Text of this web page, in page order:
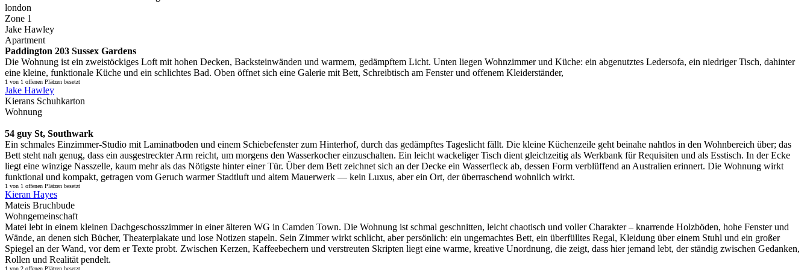
london
Zone 1
Jake Hawley
Apartment
Paddington 203 Sussex Gardens
Die Wohnung ist ein zweistöckiges Loft mit hohen Decken, Backsteinwänden und warmem, gedämpftem Licht. Unten liegen Wohnzimmer und Küche: ein abgenutztes Ledersofa, ein niedriger Tisch, dahinter
eine kleine, funktionale Küche und ein schlichtes Bad. Oben öffnet sich eine Galerie mit Bett, Schreibtisch am Fenster und offenem Kleiderständer,
1 von 1 offenen Plätzen besetzt
Jake Hawley
Kierans Schuhkarton
Wohnung
54 guy St, Southwark
Ein schmales Einzimmer-Studio mit Laminatboden und einem Schiebefenster zum Hinterhof, durch das gedämpftes Tageslicht fällt. Die kleine Küchenzeile geht beinahe nahtlos in den Wohnbereich über; das
Bett steht nah genug, dass ein ausgestreckter Arm reicht, um morgens den Wasserkocher einzuschalten. Ein leicht wackeliger Tisch dient gleichzeitig als Werkbank für Requisiten und als Esstisch. In der Ecke
liegt eine winzige Nasszelle, kaum mehr als das Nötigste hinter einer Tür. Über dem Bett zeichnet sich an der Decke ein Wasserfleck ab, dessen Form verblüffend an Australien erinnert. Die Wohnung wirkt
funktional und kompakt, getragen vom Geruch warmer Stadtluft und altem Mauerwerk — kein Luxus, aber ein Ort, der überraschend wohnlich wirkt.
1 von 1 offenen Plätzen besetzt
Kieran Hayes
Mateis Bruchbude
Wohngemeinschaft
Matei lebt in einem kleinen Dachgeschosszimmer in einer älteren WG in Camden Town. Die Wohnung ist schmal geschnitten, leicht chaotisch und voller Charakter – knarrende Holzböden, hohe Fenster und
Wände, an denen sich Bücher, Theaterplakate und lose Notizen stapeln. Sein Zimmer wirkt schlicht, aber persönlich: ein ungemachtes Bett, ein überfülltes Regal, Kleidung über einem Stuhl und ein großer
Spiegel an der Wand, vor dem er Texte probt. Zwischen Kerzen, Kaffeebechern und verstreuten Skripten liegt eine warme, kreative Unordnung, die zeigt, dass hier jemand lebt, der ständig zwischen Gedanken,
Rollen und Realität pendelt.